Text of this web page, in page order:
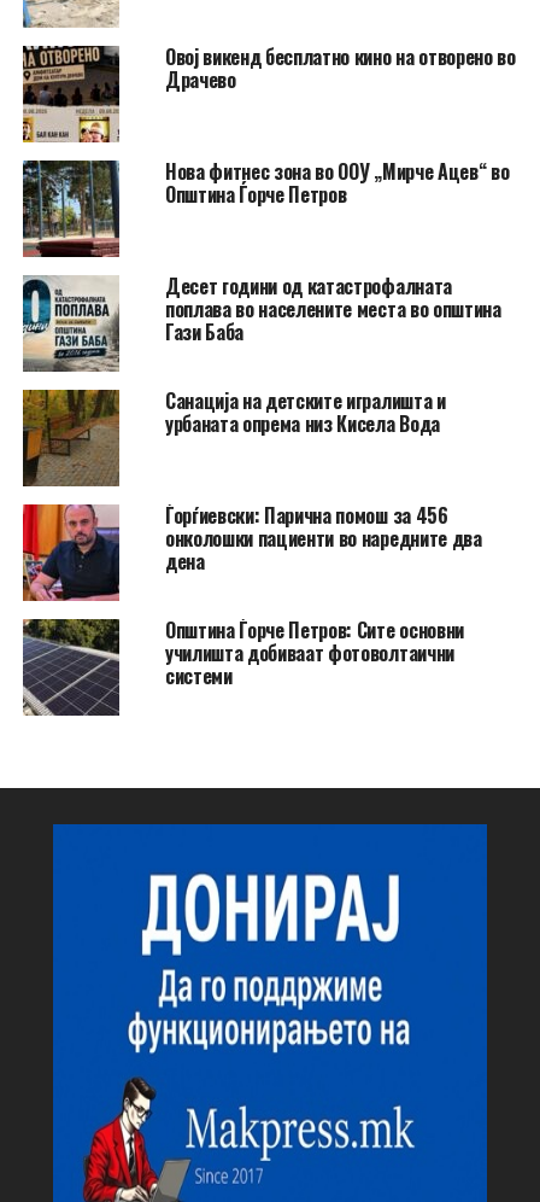
​Овој викенд бесплатно кино на отворено во
Драчево
Нова фитнес зона во ООУ „Мирче Ацев“ во
Општина Ѓорче Петров
Десет години од катастрофалната
поплава во населените места во општина
Гази Баба
​Санација на детските игралишта и
урбаната опрема низ Кисела Вода
Ѓорѓиевски: Парична помош за 456
онколошки пациенти во наредните два
дена
Општина Ѓорче Петров: Сите основни
училишта добиваат фотоволтаични
системи